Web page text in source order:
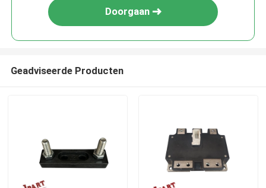
Doorgaan
Geadviseerde Producten